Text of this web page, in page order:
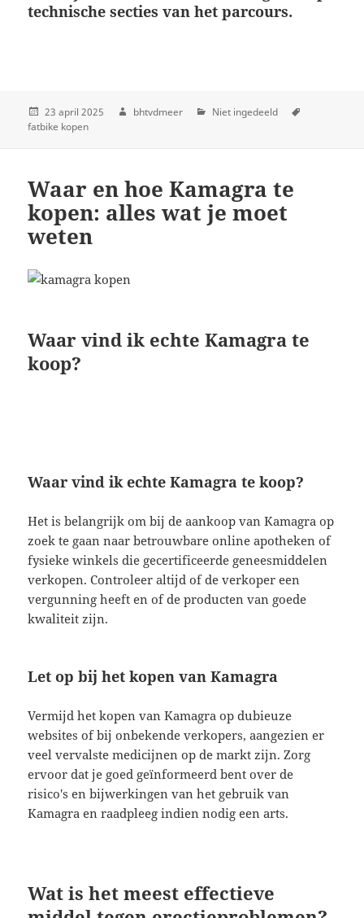
technische secties van het parcours.
23 april 2025 bhtvdmeer
Niet ingedeeld
fatbike kopen
Waar en hoe Kamagra te
kopen: alles wat je moet
weten
Waar vind ik echte Kamagra te
koop?
Waar vind ik echte Kamagra te koop?
Het is belangrijk om bij de aankoop van Kamagra op
zoek te gaan naar betrouwbare online apotheken of
fysieke winkels die gecertificeerde geneesmiddelen
verkopen. Controleer altijd of de verkoper een
vergunning heeft en of de producten van goede
kwaliteit zijn.
Let op bij het kopen van Kamagra
Vermijd het kopen van Kamagra op dubieuze
websites of bij onbekende verkopers, aangezien er
veel vervalste medicijnen op de markt zijn. Zorg
ervoor dat je goed geïnformeerd bent over de
risico's en bijwerkingen van het gebruik van
Kamagra en raadpleeg indien nodig een arts.
Wat is het meest effectieve